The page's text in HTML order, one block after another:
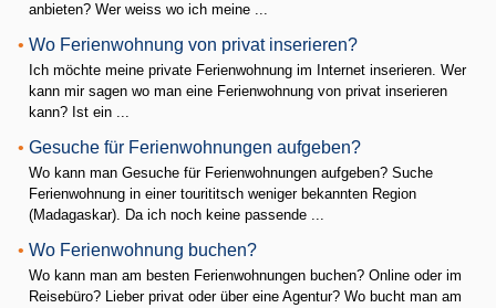
anbieten? Wer weiss wo ich meine ...
• Wo Ferienwohnung von privat inserieren?
Ich möchte meine private Ferienwohnung im Internet inserieren. Wer
kann mir sagen wo man eine Ferienwohnung von privat inserieren
kann? Ist ein ...
• Gesuche für Ferienwohnungen aufgeben?
Wo kann man Gesuche für Ferienwohnungen aufgeben? Suche
Ferienwohnung in einer tourititsch weniger bekannten Region
(Madagaskar). Da ich noch keine passende ...
• Wo Ferienwohnung buchen?
Wo kann man am besten Ferienwohnungen buchen? Online oder im
Reisebüro? Lieber privat oder über eine Agentur? Wo bucht man am